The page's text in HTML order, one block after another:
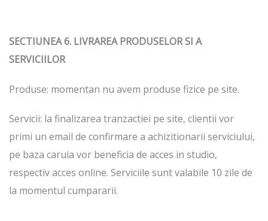
SECTIUNEA 6. LIVRAREA PRODUSELOR SI A
SERVICIILOR
Produse: momentan nu avem produse fizice pe site.
Servicii: la finalizarea tranzactiei pe site, clientii vor
primi un email de confirmare a achizitionarii serviciului,
pe baza caruia vor beneficia de acces in studio,
respectiv acces online. Serviciile sunt valabile 10 zile de
la momentul cumpararii.